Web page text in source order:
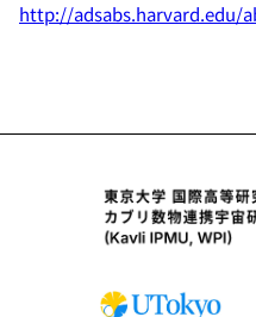
http://adsabs.harvard.edu/